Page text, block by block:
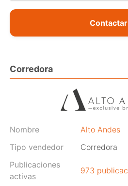
Contactar
Corredora
Nombre
Alto Andes
Tipo vendedor
Corredora
Publicaciones
activas
973